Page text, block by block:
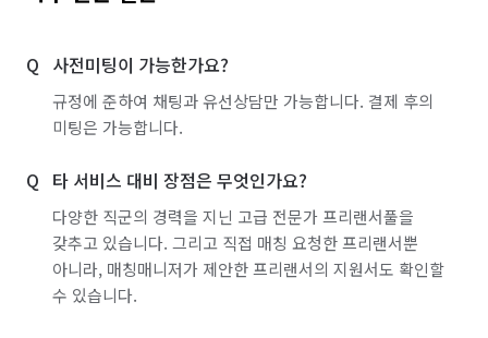
사전미팅이 가능한가요?
규정에 준하여 채팅과 유선상담만 가능합니다. 결제 후의
미팅은 가능합니다.
타 서비스 대비 장점은 무엇인가요?
다양한 직군의 경력을 지닌 고급 전문가 프리랜서풀을
갖추고 있습니다. 그리고 직접 매칭 요청한 프리랜서뿐
아니라, 매칭매니저가 제안한 프리랜서의 지원서도 확인할
수 있습니다.